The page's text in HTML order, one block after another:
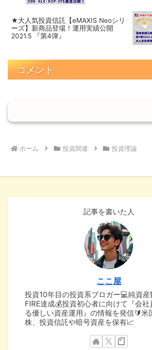
★大人気投資信託【eMAXIS Neoシリ
ーズ】新商品登場！運用実績公開
2021.5 『第4弾』
コメント
ホーム 投資関連 投資理論
記事を書いた人
ここ屋
投資10年目の投資系ブロガー💻純資
FIRE達成💰投資初心者に向けて『会社
る優しい資産運用』の情報を発信🔰米
株、投資信託や暗号資産を保有📈